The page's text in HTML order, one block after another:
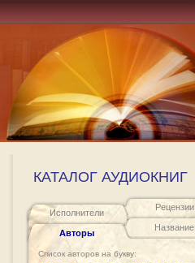
КАТАЛОГ АУДИОКНИГ
Исполнители
Авторы
Рецензии
Название
Список авторов на букву: